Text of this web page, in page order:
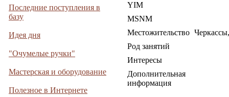
Последние поступления в
базу
Идея дня
"Очумелые ручки"
Мастерская и оборудование
Полезное в Интернете
YIM
MSNM
Местожительство
Род занятий
Интересы
Дополнительная
информация